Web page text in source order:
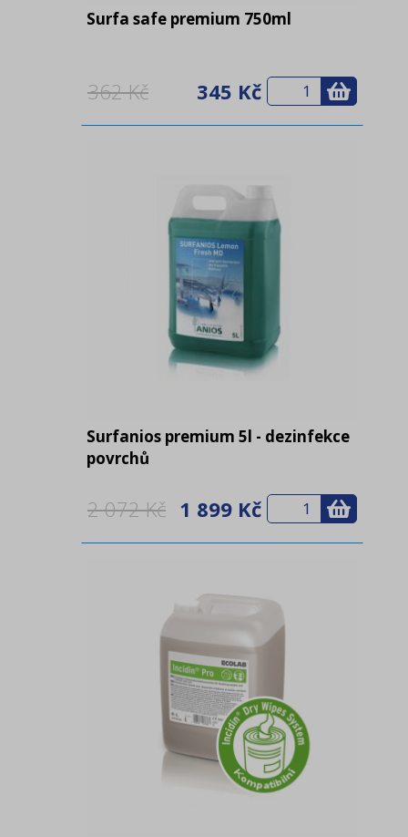
Surfa safe premium 750ml
362 Kč 345 Kč
Surfanios premium 5l - dezinfekce
povrchů
2 072 Kč 1 899 Kč